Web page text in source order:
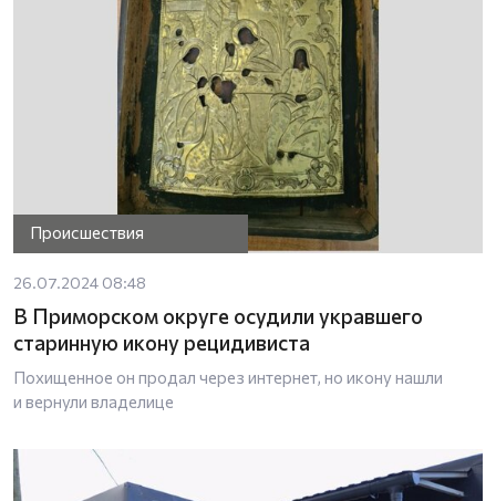
Происшествия
26.07.2024 08:48
В Приморском округе осудили укравшего
старинную икону рецидивиста
Похищенное он продал через интернет, но икону нашли
и вернули владелице